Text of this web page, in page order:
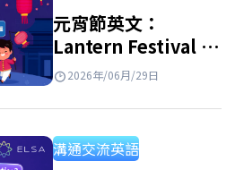
元宵節英文：
Lantern Festival 的
由來、英文介紹、單
2026年/06月/29日
溝通交流英語